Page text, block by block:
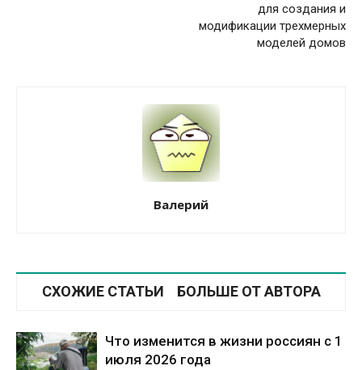
для создания и
модификации трехмерных
моделей домов
Валерий
СХОЖИЕ СТАТЬИ БОЛЬШЕ ОТ АВТОРА
Что изменится в жизни россиян с 1
июля 2026 года